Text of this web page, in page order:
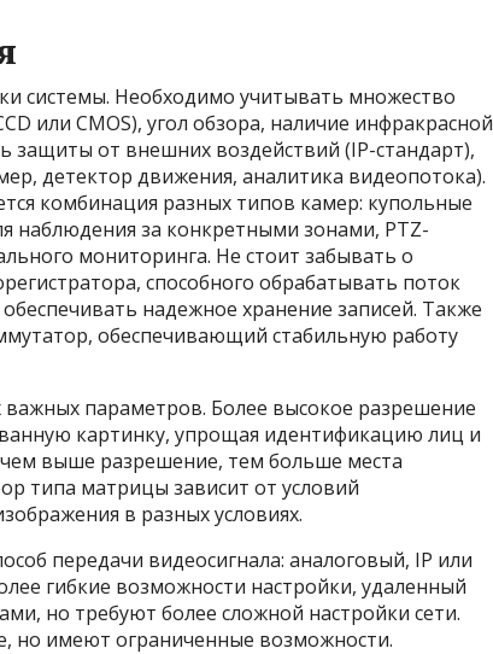
системы. Необходимо учитывать множество
или CMOS), угол обзора, наличие инфракрасной
защиты от внешних воздействий (IP-стандарт),
детектор движения, аналитика видеопотока).
комбинация разных типов камер: купольные
наблюдения за конкретными зонами, PTZ-
мониторинга. Не стоит забывать о
способного обрабатывать поток
надежное хранение записей. Также
обеспечивающий стабильную работу
параметров. Более высокое разрешение
картинку, упрощая идентификацию лиц и
выше разрешение, тем больше места
типа матрицы зависит от условий
в разных условиях.
передачи видеосигнала: аналоговый, IP или
гибкие возможности настройки, удаленный
но требуют более сложной настройки сети.
но имеют ограниченные возможности.